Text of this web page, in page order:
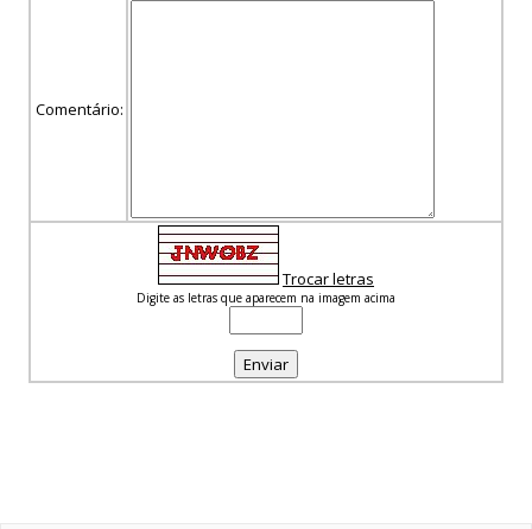
Comentário:
Trocar letras
Digite as letras que aparecem na imagem acima